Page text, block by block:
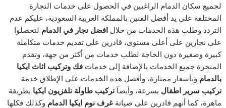
لجميع سكان الدمام الراغبين في الحصول على خدمات النجارة
المختلفة على يد أفضل الفنين بالمملكة العربية السعودية، عليكم عدم
التردد وطلب هذه الخدمات من خلالافضل نجار في الدمام لتحصلوا
على نجارين على أعلى مستوى، قادرين على تقديم خدمات متكاملة
كبيرة وصغيرة دون الحاجة لطلب خدمات من أكثر من جهة، وتقدم
المنجرة جميع الخدمات بالإضافة إلى خدماتفك وتركيب اثاث ايكيا
بالدمام وبأسعار ممتازة، وأفضل هذه الخدمات على الإطلاق خدمة
تركيب سرير اطفال بسرعة، وأيضاًتركيب طاولة تلفزيون ايكيا بطريقة
ماهرة، كما أنهم قادرين على صيانةغرف نوم ايكيا الدمام وكذلك فكلها